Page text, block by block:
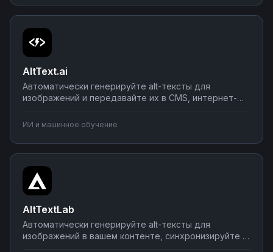
обработки изображений.
AltText.ai
Автоматически генерируйте alt-тексты для
изображений и передавайте их в CMS, интернет-
к WordPress, Shopify, социальным сетям для
оптимизации SEO. Настройте сценарии за несколько
минут без навыков программирования.
ИИ и машинное обучение
AltTextLab
Автоматически генерируйте alt-тексты для
изображений в вашем контенте, синхронизируйте с